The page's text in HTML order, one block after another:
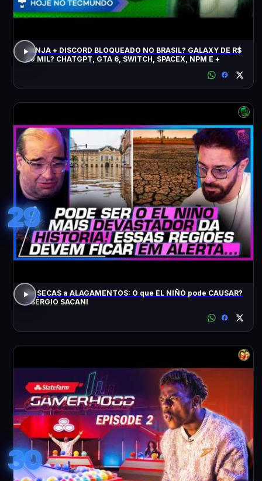
JANJA + DISCORD BLOQUEADO NO BRASIL? GALAXY DE R$
20 MIL? CHATGPT, GTA 6, SWITCH, SPACEX, NPM E +
29
De SECAS a ALAGAMENTOS: O que EL NIÑO pode CAUSAR?
- SÉRGIO SACANI
30